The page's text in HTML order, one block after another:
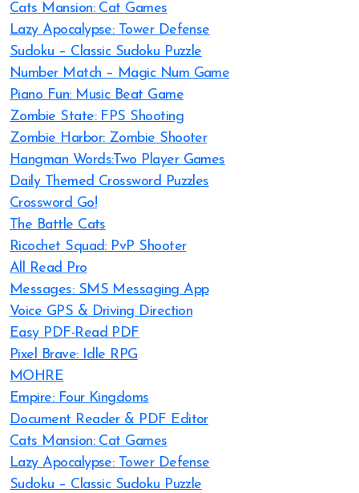
Cats Mansion: Cat Games
Lazy Apocalypse: Tower Defense
Sudoku – Classic Sudoku Puzzle
Number Match – Magic Num Game
Piano Fun: Music Beat Game
Zombie State: FPS Shooting
Zombie Harbor: Zombie Shooter
Hangman Words:Two Player Games
Daily Themed Crossword Puzzles
Crossword Go!
The Battle Cats
Ricochet Squad: PvP Shooter
All Read Pro
Messages: SMS Messaging App
Voice GPS & Driving Direction
Easy PDF-Read PDF
Pixel Brave: Idle RPG
MOHRE
Empire: Four Kingdoms
Document Reader & PDF Editor
Cats Mansion: Cat Games
Lazy Apocalypse: Tower Defense
Sudoku – Classic Sudoku Puzzle